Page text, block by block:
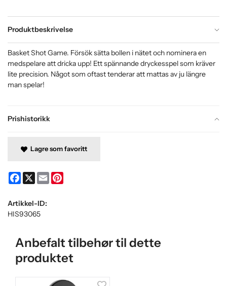
Produktbeskrivelse
Prishistorikk
Basket Shot Game. Försök sätta bollen i nätet och nominera en
medspelare att dricka upp! Ett spännande dryckesspel som kräver
lite precision. Något som oftast tenderar att mattas av ju längre
man spelar!
Lagre som favoritt
Facebook
X Email
Artikkel-ID:
HIS93065
Anbefalt tilbehør til dette
produktet